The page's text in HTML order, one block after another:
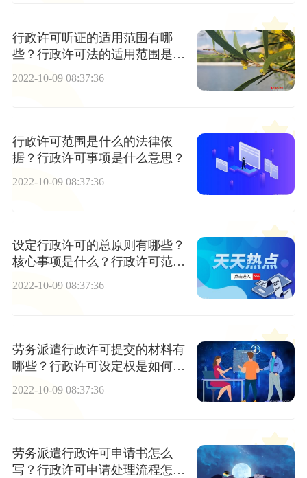
行政许可听证的适用范围有哪
些？行政许可法的适用范围是什
2022-10-09 08:37:36
行政许可范围是什么的法律依
据？行政许可事项是什么意思？
2022-10-09 08:37:36
设定行政许可的总原则有哪些？
核心事项是什么？行政许可范围
是什么？
2022-10-09 08:37:36
劳务派遣行政许可提交的材料有
哪些？行政许可设定权是如何分
2022-10-09 08:37:36
劳务派遣行政许可申请书怎么
写？行政许可申请处理流程怎么